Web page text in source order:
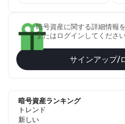
暗号資産に関する詳細情報
またはログインしてください
サインアップ/
暗号資産ランキング
トレンド
新しい